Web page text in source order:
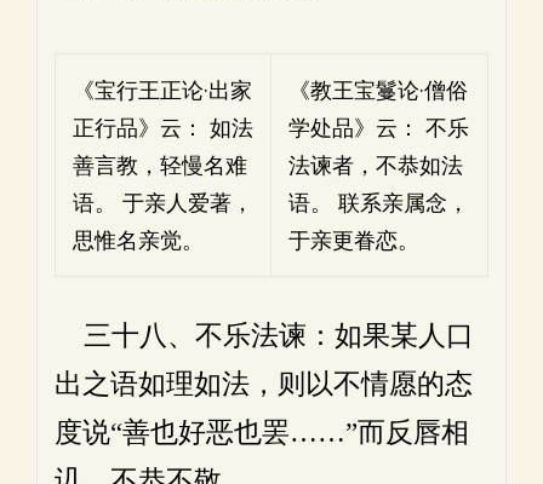
《宝行王正论·出家
正行品》云： 如法
善言教，轻慢名难
语。 于亲人爱著，
思惟名亲觉。
《教王宝鬘论·僧俗
学处品》云： 不乐
法谏者，不恭如法
语。 联系亲属念，
于亲更眷恋。
三十八、不乐法谏：如果某人口
出之语如理如法，则以不情愿的态
度说“善也好恶也罢……”而反唇相